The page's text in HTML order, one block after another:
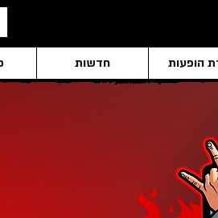
הופעות חדשות